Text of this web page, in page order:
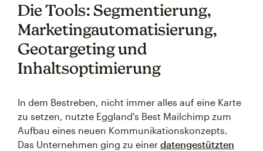
Die Tools: Segmentierung,
Marketingautomatisierung,
Geotargeting und
Inhaltsoptimierung
In dem Bestreben, nicht immer alles auf eine Karte
zu setzen, nutzte Eggland's Best Mailchimp zum
Aufbau eines neuen Kommunikationskonzepts.
Das Unternehmen ging zu einer datengestützten